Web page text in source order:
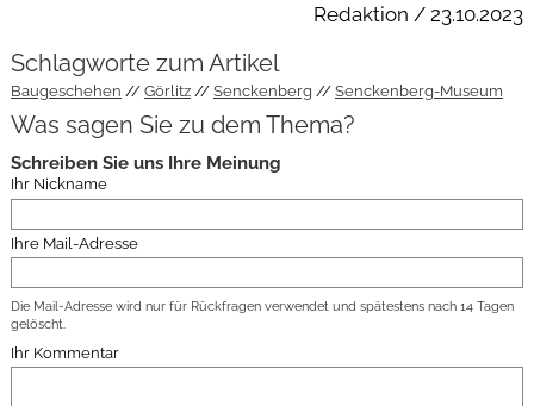
Redaktion / 23.10.2023
Schlagworte zum Artikel
Baugeschehen Görlitz Senckenberg Senckenberg-Museum
Was sagen Sie zu dem Thema?
Schreiben Sie uns Ihre Meinung
Ihr Nickname
Ihre Mail-Adresse
Die Mail-Adresse wird nur für Rückfragen verwendet und spätestens nach 14 Tagen
gelöscht.
Ihr Kommentar